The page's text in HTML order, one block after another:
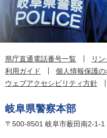
県庁直通電話番号一覧
リ
利用ガイド
個人情報保護
ウェブアクセシビリティ方針
岐阜県警察本部
〒500-8501 岐阜市薮田南2-1-1